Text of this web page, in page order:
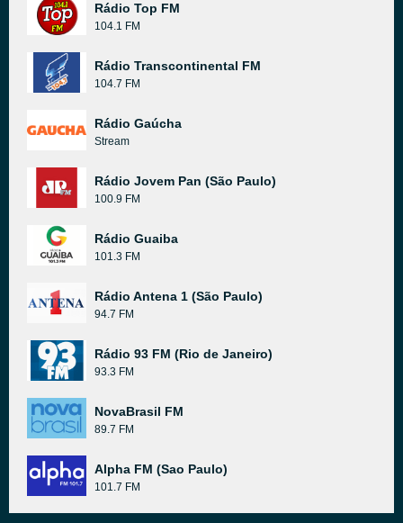
Rádio Top FM
104.1 FM
Rádio Transcontinental FM
104.7 FM
Rádio Gaúcha
Stream
Rádio Jovem Pan (São Paulo)
100.9 FM
Rádio Guaiba
101.3 FM
Rádio Antena 1 (São Paulo)
94.7 FM
Rádio 93 FM (Rio de Janeiro)
93.3 FM
NovaBrasil FM
89.7 FM
Alpha FM (Sao Paulo)
101.7 FM